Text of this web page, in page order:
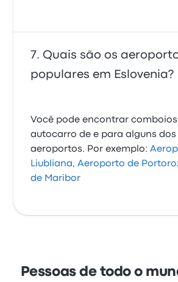
Quais são os
populares em Eslovenia?
Você pode encontrar
autocarro de e para alguns
aeroportos. Por exemplo:
Liubliana,Aeroporto de
de Maribor
Pessoas de todo o